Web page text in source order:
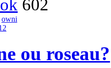
602
owni
ou roseau?